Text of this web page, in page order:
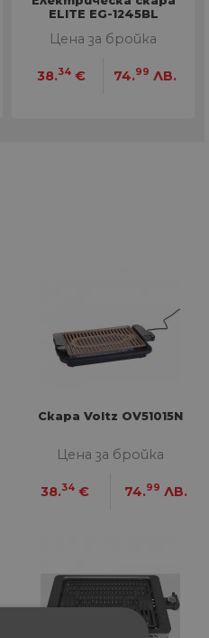
ELITE EG-1245BL
Цена за бройка
38.34 € 74.99 ЛВ.
Скара Voltz OV51015N
Цена за бройка
38.34 € 74.99 ЛВ.